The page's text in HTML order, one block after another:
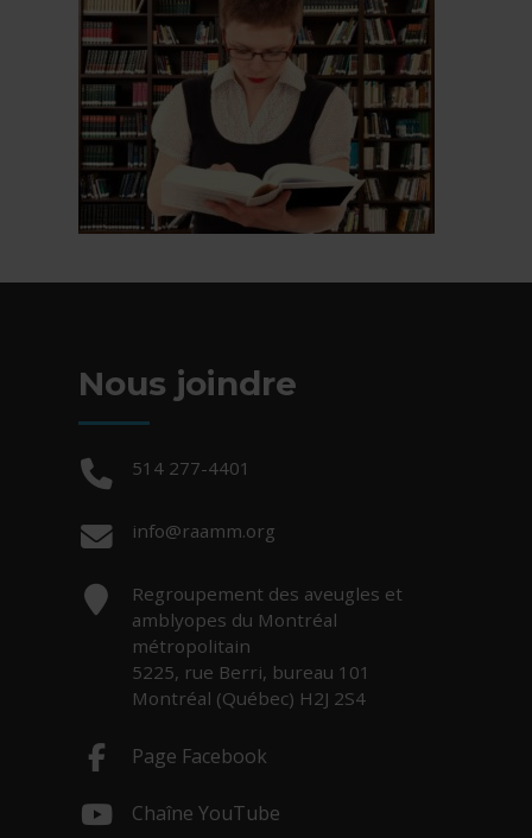
Nous joindre
Téléphone :
514 277-4401
Courriel :
info@raamm.org
Adresse :
Regroupement des aveugles et
amblyopes du Montréal
métropolitain
5225, rue Berri, bureau 101
Montréal (Québec) H2J 2S4
Page Facebook
Chaîne YouTube